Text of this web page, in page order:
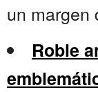
un margen
Roble